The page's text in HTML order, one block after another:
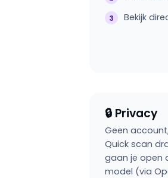
Bekijk
🔒 Privacy
Geen
Quick scan
gaan je open
model (via